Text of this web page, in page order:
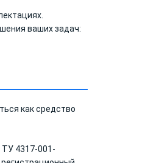
ваших задач:
как средство
ТУ 4317-001-